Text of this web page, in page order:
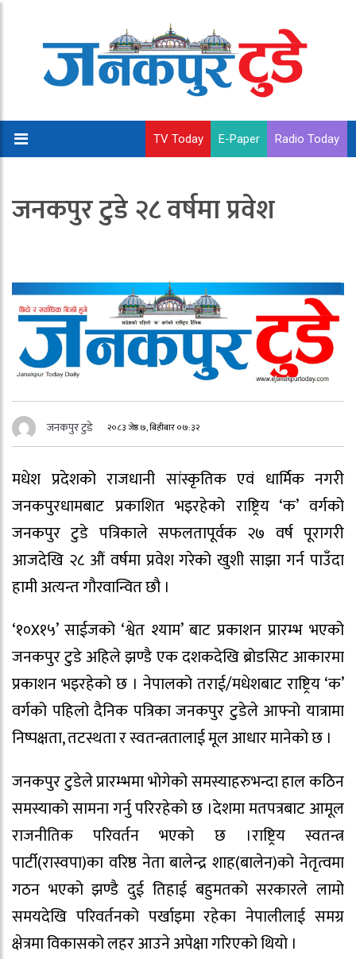
TV Today E-Paper Radio Today
जनकपुर टुडे २८ वर्षमा प्रवेश
जनकपुर टुडे २०८३ जेष्ठ ७, बिहीबार ०७:३२
मधेश प्रदेशको राजधानी सांस्कृतिक एवं धार्मिक नगरी
जनकपुरधामबाट प्रकाशित भइरहेको राष्ट्रिय ‘क’ वर्गको
जनकपुर टुडे पत्रिकाले सफलतापूर्वक २७ वर्ष पूरागरी
आजदेखि २८ औं वर्षमा प्रवेश गरेको खुशी साझा गर्न पाउँदा
हामी अत्यन्त गौरवान्वित छौ ।
‘१०X१५’ साईजको ‘श्वेत श्याम’ बाट प्रकाशन प्रारम्भ भएको
जनकपुर टुडे अहिले झण्डै एक दशकदेखि ब्रोडसिट आकारमा
प्रकाशन भइरहेको छ । नेपालको तराई/मधेशबाट राष्ट्रिय ‘क’
वर्गको पहिलो दैनिक पत्रिका जनकपुर टुडेले आफ्नो यात्रामा
निष्पक्षता, तटस्थता र स्वतन्त्रतालाई मूल आधार मानेको छ ।
जनकपुर टुडेले प्रारम्भमा भोगेको समस्याहरुभन्दा हाल कठिन
समस्याको सामना गर्नु परिरहेको छ ।देशमा मतपत्रबाट आमूल
राजनीतिक परिवर्तन भएको छ ।राष्ट्रिय स्वतन्त्र
पार्टी(रास्वपा)का वरिष्ठ नेता बालेन्द्र शाह(बालेन)को नेतृत्वमा
गठन भएको झण्डै दुई तिहाई बहुमतको सरकारले लामो
समयदेखि परिवर्तनको पर्खाइमा रहेका नेपालीलाई समग्र
क्षेत्रमा विकासको लहर आउने अपेक्षा गरिएको थियो ।